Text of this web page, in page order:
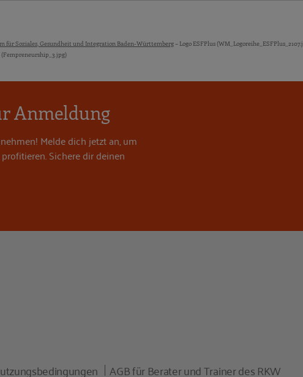
für Soziales, Gesundheit und Integration Baden-Württemberg– Logo ESFPlus
Anmeldung
Melde dich jetzt an, um
Sichere dir deinen
AGB für Berater und Trainer des RKW